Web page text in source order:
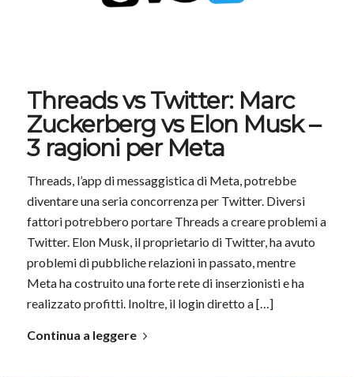
Threads vs Twitter: Marc
Zuckerberg vs Elon Musk –
3 ragioni per Meta
Threads, l’app di messaggistica di Meta, potrebbe
diventare una seria concorrenza per Twitter. Diversi
fattori potrebbero portare Threads a creare problemi a
Twitter. Elon Musk, il proprietario di Twitter, ha avuto
problemi di pubbliche relazioni in passato, mentre
Meta ha costruito una forte rete di inserzionisti e ha
realizzato profitti. Inoltre, il login diretto a […]
Continua a leggere